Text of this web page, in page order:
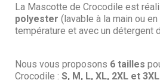
La Mascotte de Crocodile est
polyester (lavable à la main ou
température et avec un détergent
Nous vous proposons 6 tailles
Crocodile : S, M, L, XL, 2XL et